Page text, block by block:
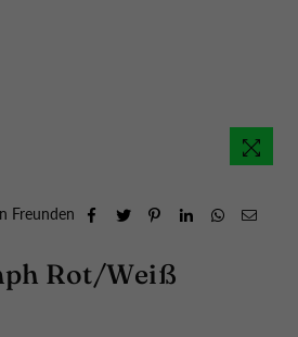
Freunden
Rot/Weiß